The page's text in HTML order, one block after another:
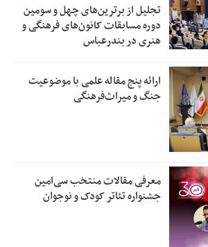
تجلیل از بر‌ترین‌های چهل و سومین
دوره مسابقات کانون‌های فرهنگی و
هنری در بندرعباس
ارائه پنج مقاله علمی با موضوعیت
جنگ و میراث‌فرهنگی
معرفی مقالات منتخب سی‌امین
جشنواره تئاتر کودک و نوجوان